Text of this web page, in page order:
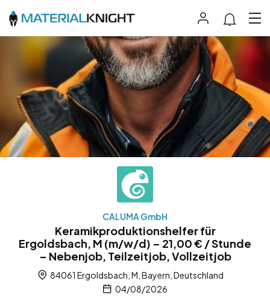
CALUMA GmbH
Keramikproduktionshelfer für
Ergoldsbach, M (m/w/d) – 21,00 € / Stunde
– Nebenjob, Teilzeitjob, Vollzeitjob
84061 Ergoldsbach, M, Bayern, Deutschland
04/08/2026